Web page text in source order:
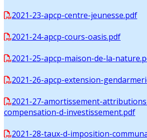
2021-23-apcp-centre-jeunesse.pdf
2021-24-apcp-cours-oasis.pdf
2021-25-apcp-maison-de-la-
2021-26-apcp-extension-
2021-27-amortissement-
compensation-d-investissement.pdf
2021-28-taux-d-imposition-